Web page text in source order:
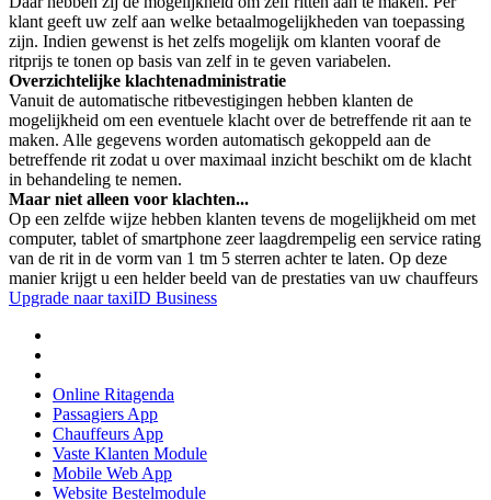
klant geeft uw zelf aan welke betaalmogelijkheden van toepassing
zijn. Indien gewenst is het zelfs mogelijk om klanten vooraf de
ritprijs te tonen op basis van zelf in te geven variabelen.
Overzichtelijke klachtenadministratie
Vanuit de automatische ritbevestigingen hebben klanten de
mogelijkheid om een eventuele klacht over de betreffende rit aan te
maken. Alle gegevens worden automatisch gekoppeld aan de
betreffende rit zodat u over maximaal inzicht beschikt om de klacht
in behandeling te nemen.
Maar niet alleen voor klachten...
Op een zelfde wijze hebben klanten tevens de mogelijkheid om met
computer, tablet of smartphone zeer laagdrempelig een service rating
van de rit in de vorm van 1 tm 5 sterren achter te laten. Op deze
manier krijgt u een helder beeld van de prestaties van uw chauffeurs
Upgrade naar taxiID Business
Online Ritagenda
Passagiers App
Chauffeurs App
Vaste Klanten Module
Mobile Web App
Website Bestelmodule